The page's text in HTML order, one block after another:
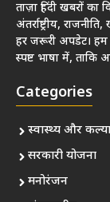
ताज़ा हिंदी खबरों का
अंतर्राष्ट्रीय,
हर जरूरी अपडेट।
स्पष्ट भाषा में,
Categories
स्वास्थ्य और
सरकारी योजना
मनोरंजन